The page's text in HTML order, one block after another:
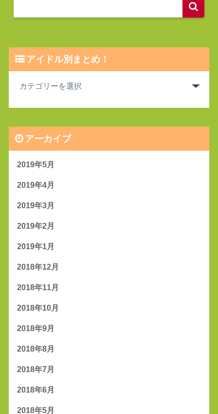
アイドル別まとめ！
アーカイブ
2019年5月
2019年4月
2019年3月
2019年2月
2019年1月
2018年12月
2018年11月
2018年10月
2018年9月
2018年8月
2018年7月
2018年6月
2018年5月